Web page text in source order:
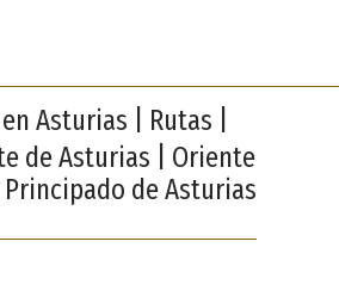
Asturias | Rutas |
de Asturias | Oriente
de Asturias